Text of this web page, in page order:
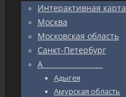
Интерактивная карта
Москва
Московская область
Санкт-Петербург
А_________________
Адыгея
Амурская область